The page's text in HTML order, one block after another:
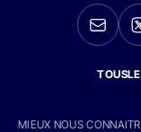
MIEUX NOUS